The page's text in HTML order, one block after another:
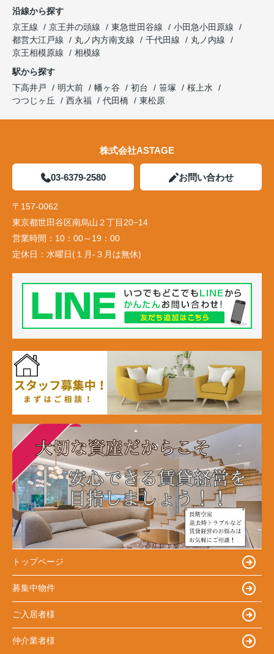
沿線から探す
京王線
京王井の頭線 東急世田谷線
小田急小田原線
都営大江戸線
丸ノ内方南支線 千代田線
丸ノ内線
京王相模原線
相模線
駅から探す
下高井戸
明大前 幡ヶ谷 初台 笹塚
桜上水
つつじヶ丘
西永福 代田橋 東松原
株式会社ASTAGE
03-6379-2580 お問い合わせ
〒157-0062
東京都世田谷区南烏山２丁目20−14
営業時間： 10：00～19：00
定休日： 水曜日(１月-３月は無休)
トップページ
募集中物件
ご入居者様
仲介業者様